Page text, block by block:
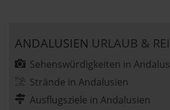
ANDALUSIEN URLAUB &
Sehenswürdigkeiten in
Strände in Andalusien
Ausflugsziele in Andalusien